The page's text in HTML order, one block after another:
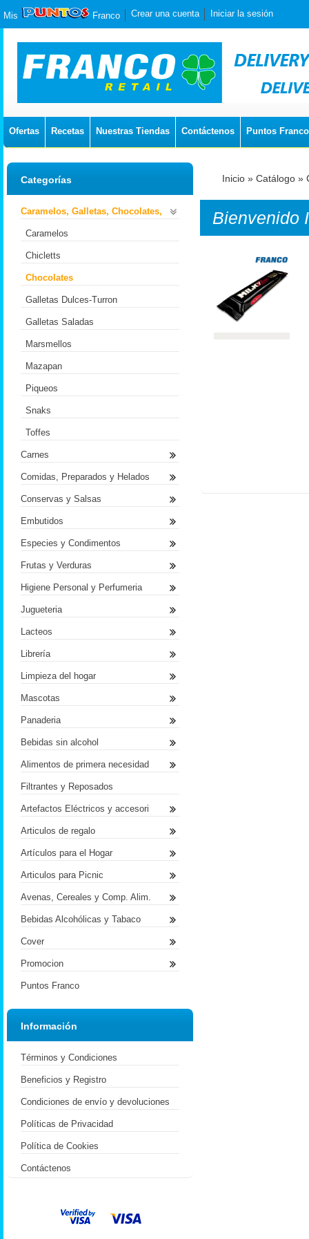
Mis Franco Crear una cuenta Iniciar la sesión
Ofertas Recetas Nuestras Tiendas Contáctenos Puntos Franco
Inicio » Catálogo »
Bienvenido
Categorías
Caramelos, Galletas, Chocolates,
Caramelos
Chicletts
Chocolates
Galletas Dulces-Turron
Galletas Saladas
Marsmellos
Mazapan
Piqueos
Snaks
Toffes
Carnes
Comidas, Preparados y Helados
Conservas y Salsas
Embutidos
Especies y Condimentos
Frutas y Verduras
Higiene Personal y Perfumeria
Jugueteria
Lacteos
Librería
Limpieza del hogar
Mascotas
Panaderia
Bebidas sin alcohol
Alimentos de primera necesidad
Filtrantes y Reposados
Artefactos Eléctricos y accesori
Articulos de regalo
Artículos para el Hogar
Articulos para Picnic
Avenas, Cereales y Comp. Alim.
Bebidas Alcohólicas y Tabaco
Cover
Promocion
Puntos Franco
Información
Términos y Condiciones
Beneficios y Registro
Condiciones de envío y devoluciones
Políticas de Privacidad
Política de Cookies
Contáctenos